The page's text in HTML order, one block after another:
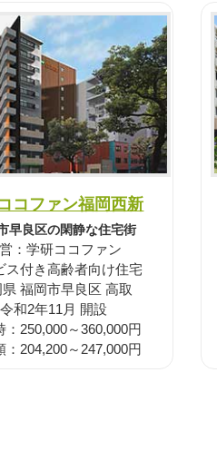
コファン福岡西新
早良区の閑静な住宅街
：学研ココファン
ス付き高齢者向け住宅
福岡市早良区 高取
令和2年11月 開設
：250,000～360,000円
204,200～247,000円